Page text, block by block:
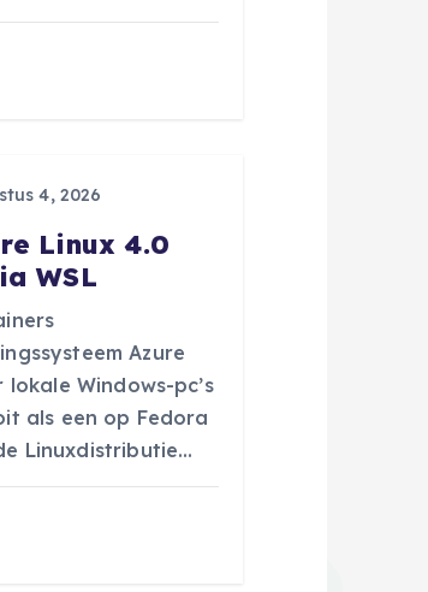
4, 2026
Linux 4.0
WSL
Azure
Windows-pc’s
als een op Fedora
Linuxdistributie…